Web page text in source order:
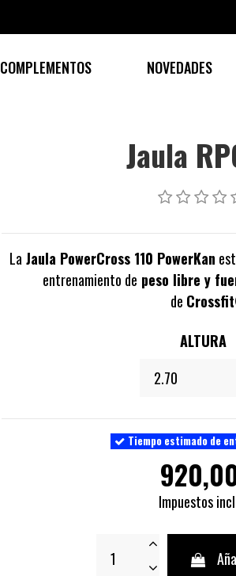
COMPLEMENTOS NOVEDADES
Jaula
La Jaula PowerCross 110 PowerKan
entrenamiento de peso libre y
de
ALTURA
Tiempo estimado de
Impuestos